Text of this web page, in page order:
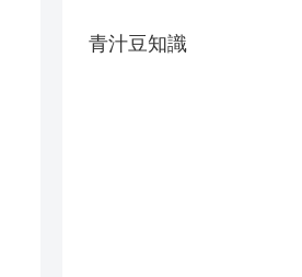
青汁豆知識